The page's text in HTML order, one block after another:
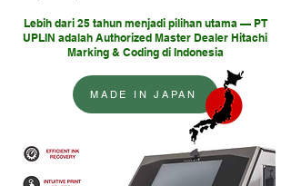
Lebih dari 25 tahun menjadi pilihan utama — PT
UPLIN adalah Authorized Master Dealer Hitachi
Marking & Coding di Indonesia
MADE IN JAPAN